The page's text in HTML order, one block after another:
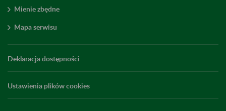
Mienie zbędne
Mapa serwisu
Deklaracja dostępności
Ustawienia plików cookies